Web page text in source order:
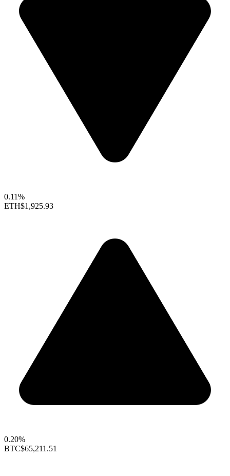
0.11%
ETH$1,925.93
0.20%
BTC$65,211.51